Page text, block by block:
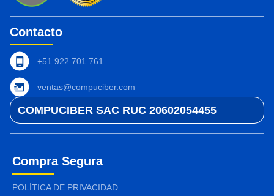
Contacto
+51 922 701 761
ventas@compuciber.com
COMPUCIBER SAC RUC 20602054455
Compra Segura
POLÍTICA DE PRIVACIDAD